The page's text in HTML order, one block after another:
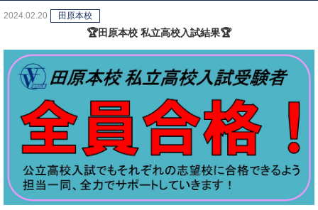
2024.02.20 田原本校
🏆田原本校 私立高校入試結果🏆